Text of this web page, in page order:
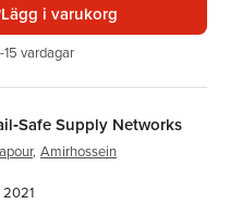
Lägg i varukorg
15 vardagar
Supply Networks
, Amirhossein
2021